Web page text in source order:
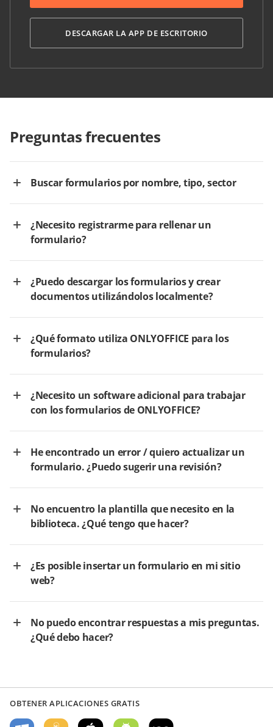
DESCARGAR LA APP DE ESCRITORIO
Preguntas frecuentes
Buscar formularios por nombre, tipo, sector
¿Necesito registrarme para rellenar un
formulario?
¿Puedo descargar los formularios y crear
documentos utilizándolos localmente?
¿Qué formato utiliza ONLYOFFICE para los
formularios?
¿Necesito un software adicional para trabajar
con los formularios de ONLYOFFICE?
He encontrado un error / quiero actualizar un
formulario. ¿Puedo sugerir una revisión?
No encuentro la plantilla que necesito en la
biblioteca. ¿Qué tengo que hacer?
¿Es posible insertar un formulario en mi sitio
web?
No puedo encontrar respuestas a mis preguntas.
¿Qué debo hacer?
OBTENER APLICACIONES GRATIS